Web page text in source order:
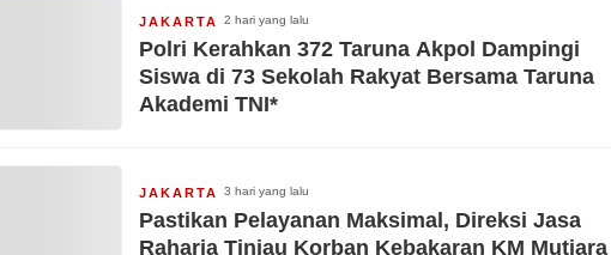
JAKARTA 2 hari yang lalu
Polri Kerahkan 372 Taruna Akpol Dampingi
Siswa di 73 Sekolah Rakyat Bersama Taruna
Akademi TNI*
JAKARTA 3 hari yang lalu
Pastikan Pelayanan Maksimal, Direksi Jasa
Raharja Tinjau Korban Kebakaran KM Mutiara